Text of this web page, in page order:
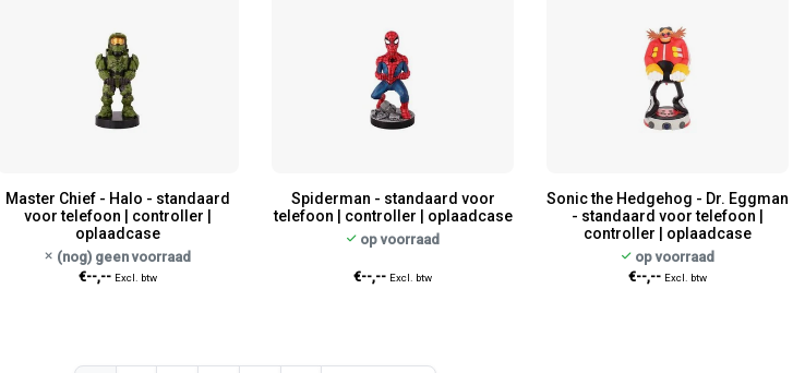
Master Chief - Halo - standaard
voor telefoon | controller |
oplaadcase
(nog) geen voorraad
€--,-- Excl. btw
Spiderman - standaard voor
telefoon | controller | oplaadcase
op voorraad
€--,-- Excl. btw
Sonic the Hedgehog - Dr. Eggman
- standaard voor telefoon |
controller | oplaadcase
op voorraad
€--,-- Excl. btw